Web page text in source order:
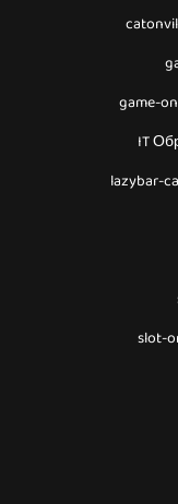
game-
IT
lazybar-
slot-